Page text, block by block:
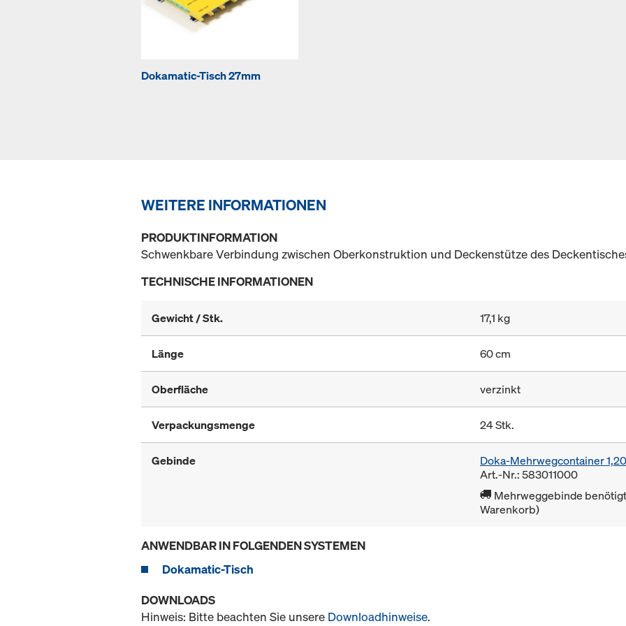
Dokamatic-Tisch 27mm
WEITERE INFORMATIONEN
PRODUKTINFORMATION
Schwenkbare Verbindung zwischen Oberkonstruktion und Deckenstütze des
TECHNISCHE INFORMATIONEN
Gewicht / Stk. 17,1 kg
Länge 60 cm
Oberfläche verzinkt
Verpackungsmenge 24 Stk.
Gebinde
Doka-Mehrwegcontainer
Art.-Nr.: 583011000
Mehrweggebinde
Warenkorb)
ANWENDBAR IN FOLGENDEN SYSTEMEN
Dokamatic-Tisch
DOWNLOADS
Hinweis: Bitte beachten Sie unsere Downloadhinweise.